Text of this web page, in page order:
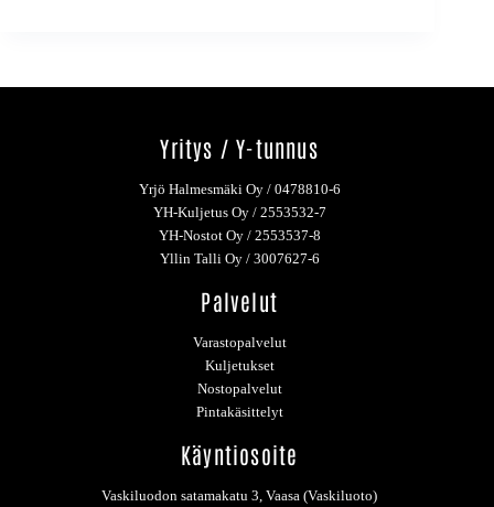
Yritys / Y-tunnus
Yrjö Halmesmäki Oy / 0478810-6
YH-Kuljetus Oy / 2553532-7
YH-Nostot Oy / 2553537-8
Yllin Talli Oy / 3007627-6
Palvelut
Varastopalvelut
Kuljetukset
Nostopalvelut
Pintakäsittelyt
Käyntiosoite
Vaskiluodon satamakatu 3, Vaasa (Vaskiluoto)